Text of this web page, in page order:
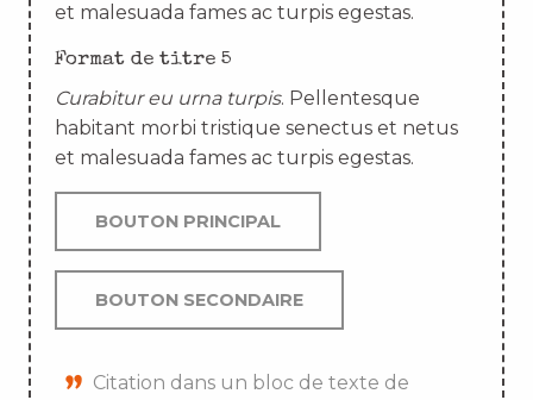
et malesuada fames ac turpis egestas.
Format de titre 5
Curabitur eu urna turpis. Pellentesque
habitant morbi tristique senectus et netus
et malesuada fames ac turpis egestas.
BOUTON PRINCIPAL
BOUTON SECONDAIRE
Citation dans un bloc de texte de